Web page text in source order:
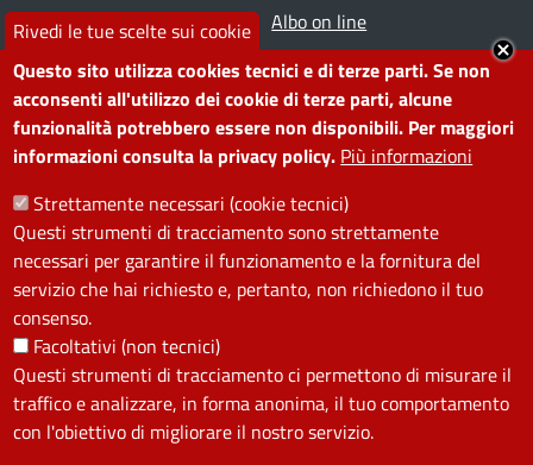
Rivedi le tue scelte sui cookie
Questo sito utilizza cookies tecnici e di terze parti. Se non
acconsenti all'utilizzo dei cookie di terze parti, alcune
funzionalità potrebbero essere non disponibili. Per maggiori
informazioni consulta la privacy policy. Più informazioni
Strettamente necessari (cookie tecnici)
Questi strumenti di tracciamento sono strettamente
necessari per garantire il funzionamento e la fornitura del
servizio che hai richiesto e, pertanto, non richiedono il tuo
consenso.
Facoltativi (non tecnici)
Questi strumenti di tracciamento ci permettono di misurare il
traffico e analizzare, in forma anonima, il tuo comportamento
con l'obiettivo di migliorare il nostro servizio.
Prenota appuntamento
Segnala disservizio
Amministrazione
trasparente
Note legali
Albo on line
Redazione web
Piano di miglioramento dei
servizi
Contatti
SEGUICI SU
Facebook
Instagram
YouTube
Telegram
WhatsApp
TwitterLinkedin
PRIVACY
Useful links section
La Privacy nel Comune